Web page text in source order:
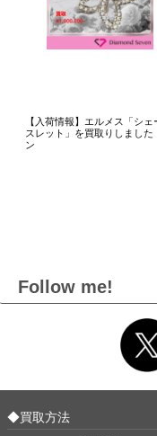
【入荷情報】エルメス「シ
スレット」を買取りしまし
ン
Follow me!
◆買取方法